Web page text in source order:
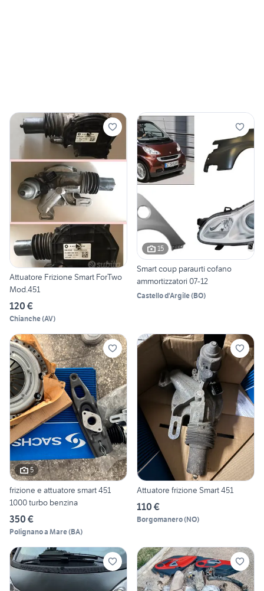
Attuatore Frizione Smart ForTwo
Mod.451
120 €
Chianche(AV)
15
Smart coup paraurti cofano
ammortizzatori 07-12
Castello d'Argile(BO)
5
frizione e attuatore smart 451
1000 turbo benzina
350 €
Polignano a Mare(BA)
Attuatore frizione Smart 451
110 €
Borgomanero(NO)